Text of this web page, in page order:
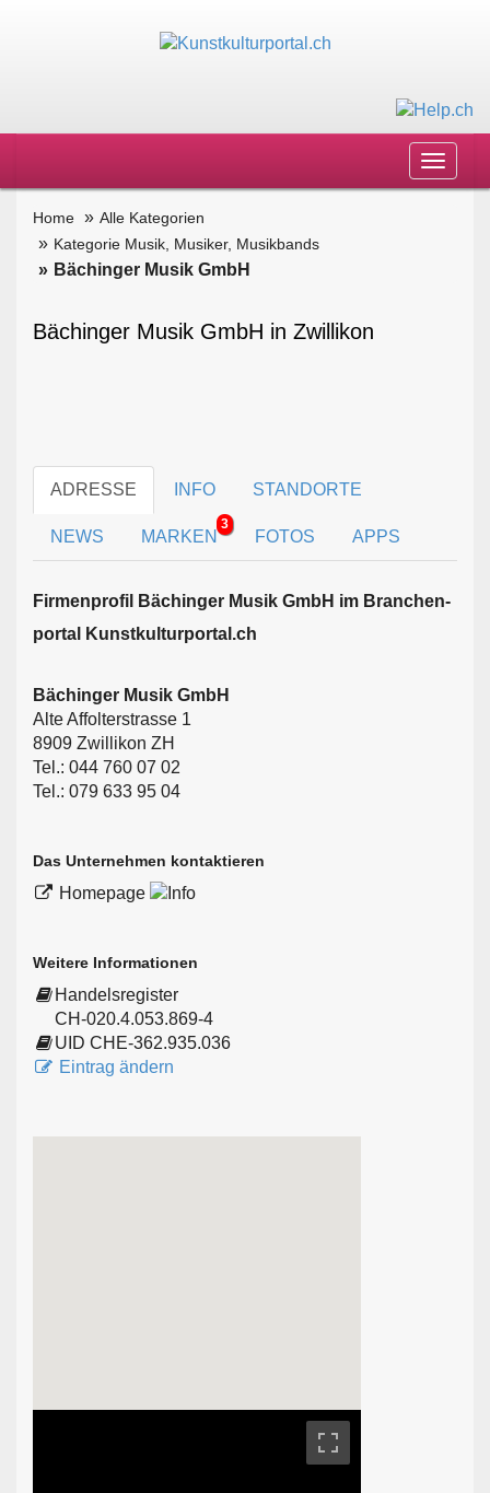
Toggle
Home
Alle Kategorien
Kategorie Musik, Musiker, Musikbands
Bächinger Musik GmbH
Bächinger Musik GmbH in Zwillikon
ADRESSE INFO STANDORTE
NEWS MARKEN
3
FOTOS APPS
Firmen­profil Bächinger Musik GmbH im Branchen­
portal Kunstkulturportal.ch
Bächinger Musik GmbH
Alte Affolterstrasse 1
8909 Zwillikon ZH
Tel.: 044 760 07 02
Tel.: 079 633 95 04
Das Unternehmen kontaktieren
Homepage
Weitere Informationen
Handelsregister
CH-020.4.053.869-4
UID CHE-362.935.036
Eintrag ändern